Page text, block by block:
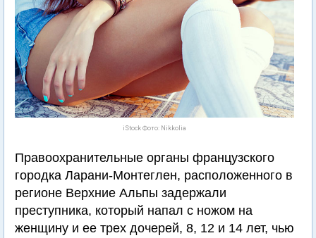
iStock Фото: Nikkolia
Правоохранительные органы французского
городка Ларани-Монтеглен, расположенного в
регионе Верхние Альпы задержали
преступника, который напал с ножом на
женщину и ее трех дочерей, 8, 12 и 14 лет, чью